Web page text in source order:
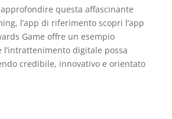
questa affascinante
l’app di riferimento scopri l’app
Game offre un esempio
l’intrattenimento digitale possa
credibile, innovativo e orientato